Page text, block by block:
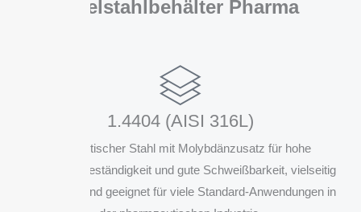
Edelstahlbehälter Pharma
1.4404 (AISI 316L)
Austenitischer Stahl mit Molybdänzusatz für hohe
Korrosionsbeständigkeit und gute Schweißbarkeit, vielseitig
einsetzbar und geeignet für viele Standard-Anwendungen in